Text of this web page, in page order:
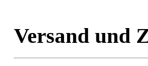
Versand und